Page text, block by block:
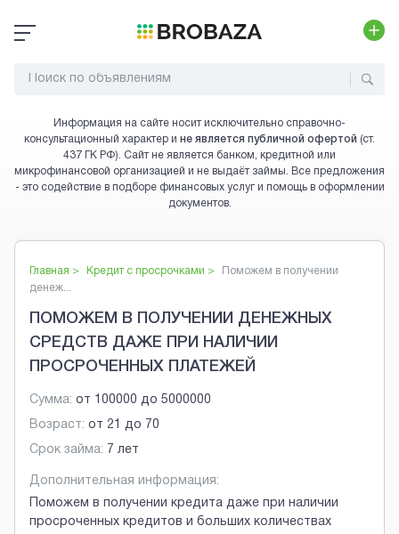
Информация на сайте носит исключительно справочно-
консультационный характер и не является публичной офертой (ст.
437 ГК РФ). Сайт не является банком, кредитной или
микрофинансовой организацией и не выдаёт займы. Все предложения
- это содействие в подборе финансовых услуг и помощь в оформлении
документов.
Главная > Кредит с просрочками >
Поможем в получении
денеж...
ПОМОЖЕМ В ПОЛУЧЕНИИ ДЕНЕЖНЫХ
СРЕДСТВ ДАЖЕ ПРИ НАЛИЧИИ
ПРОСРОЧЕННЫХ ПЛАТЕЖЕЙ
Сумма: от 100000 до 5000000
Возраст: от 21 до 70
Срок займа: 7 лет
Дополнительная информация:
Поможем в получении кредита даже при наличии
просроченных кредитов и больших количествах